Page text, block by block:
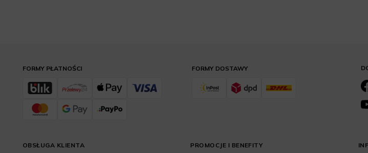
FORMY DOSTAWY
FORMY PŁATNOŚCI
OBSŁUGA KLIENTA PROMOCJE I BENEFITY